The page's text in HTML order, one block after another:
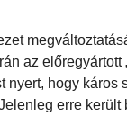
az előregyártott
hogy káros
erre